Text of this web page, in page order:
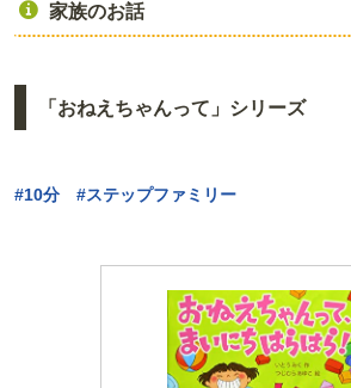
家族のお話
「おねえちゃんって」シリーズ
#10分 #ステップファミリー